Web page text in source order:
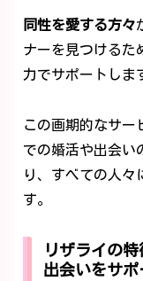
同性を愛する方々
ナーを見つけるた
力でサポートしま
この画期的なサー
での婚活や出会い
り、すべての人々
す。
リザライの
出会いをサポ